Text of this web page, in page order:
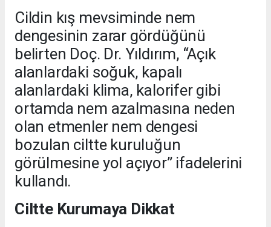
Cildin kış mevsiminde nem
dengesinin zarar gördüğünü
belirten Doç. Dr. Yıldırım, “Açık
alanlardaki soğuk, kapalı
alanlardaki klima, kalorifer gibi
ortamda nem azalmasına neden
olan etmenler nem dengesi
bozulan ciltte kuruluğun
görülmesine yol açıyor” ifadelerini
kullandı.
Ciltte Kurumaya Dikkat